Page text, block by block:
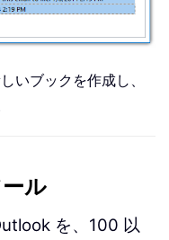
ブックを作成し、
ル
を、100 以